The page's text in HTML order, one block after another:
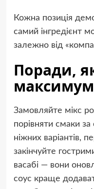
Кожна позиція
самий інгредієнт
залежно від
Поради,
Замовляйте мікс
порівняти смаки
ніжних варіантів,
закінчуйте
васабі — вони
соус краще